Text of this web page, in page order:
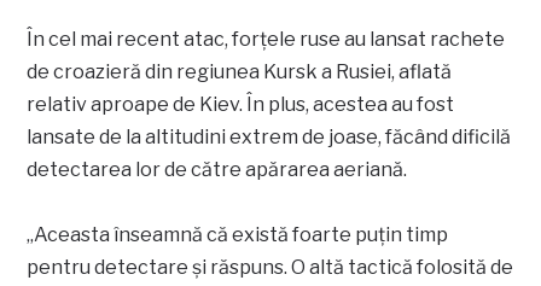
În cel mai recent atac, forțele ruse au lansat rachete
de croazieră din regiunea Kursk a Rusiei, aflată
relativ aproape de Kiev. În plus, acestea au fost
lansate de la altitudini extrem de joase, făcând dificilă
detectarea lor de către apărarea aeriană.
„Aceasta înseamnă că există foarte puțin timp
pentru detectare și răspuns. O altă tactică folosită de